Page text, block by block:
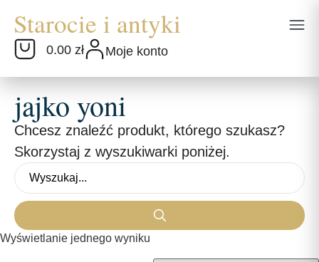
0.00 zł Moje konto
jajko yoni
Chcesz znaleźć produkt, którego szukasz?
Skorzystaj z wyszukiwarki poniżej.
Wyświetlanie jednego wyniku